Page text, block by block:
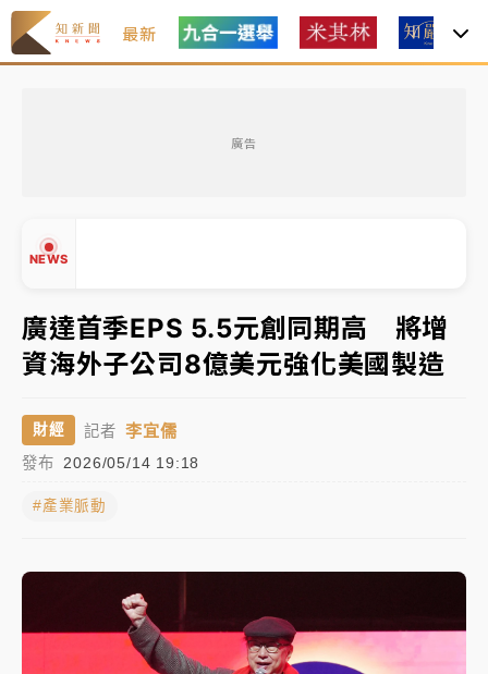
最新
廣告
NEWS
故宮《龍藏經》特展第2檔！今線上預約開賣一度塞車
周六起展出延長至晚上7時
台東農業處長涉圖利渡假村！東檢抗告成功 今重開羈
押庭
父親節泡湯了！中颱白海豚雨彈轟3天 「紅到發紫」降
台積電殺35元、台股跌近300點 被動元件、低軌衛星
及載板皆走弱
故宮《龍藏經》特展第2檔！今線上預約開賣一度塞車
周六起展出延長至晚上7時
台東農業處長涉圖利渡假村！東檢抗告成功 今重開羈
廣達首季EPS 5.5元創同期高 將增
資海外子公司8億美元強化美國製造
財經 記者 李宜儒
發布 2026/05/14 19:18
#產業脈動